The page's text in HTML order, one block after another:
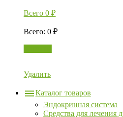
Всего 0 ₽
Всего: 0 ₽
Удалить
Каталог товаров
Эндокринная система
Средства для лечения